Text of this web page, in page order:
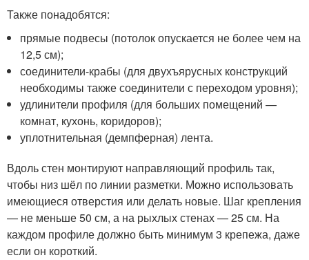
Также понадобятся:
прямые подвесы (потолок опускается не более чем на
12,5 см);
соединители-крабы (для двухъярусных конструкций
необходимы также соединители с переходом уровня);
удлинители профиля (для больших помещений —
комнат, кухонь, коридоров);
уплотнительная (демпферная) лента.
Вдоль стен монтируют направляющий профиль так,
чтобы низ шёл по линии разметки. Можно использовать
имеющиеся отверстия или делать новые. Шаг крепления
— не меньше 50 см, а на рыхлых стенах — 25 см. На
каждом профиле должно быть минимум 3 крепежа, даже
если он короткий.